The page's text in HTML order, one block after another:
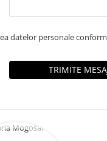
datelor personale conform